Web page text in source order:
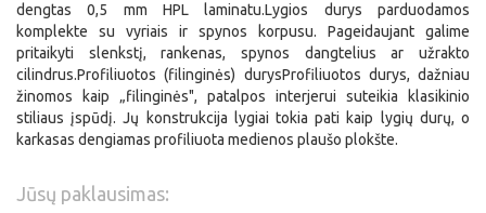
dengtas 0,5 mm HPL laminatu.Lygios durys parduodamos
komplekte su vyriais ir spynos korpusu. Pageidaujant galime
pritaikyti slenkstį, rankenas, spynos dangtelius ar užrakto
cilindrus.Profiliuotos (filinginės) durysProfiliuotos durys, dažniau
žinomos kaip „filinginės", patalpos interjerui suteikia klasikinio
stiliaus įspūdį. Jų konstrukcija lygiai tokia pati kaip lygių durų, o
karkasas dengiamas profiliuota medienos plaušo plokšte.
Jūsų paklausimas: